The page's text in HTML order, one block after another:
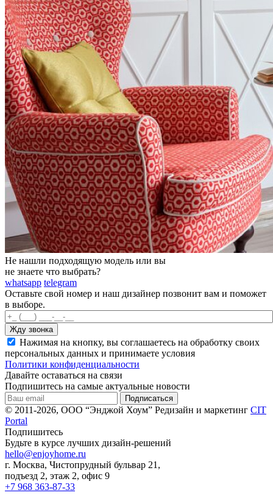
Не нашли подходящую модель или вы
не знаете что выбрать?
whatsapp telegram
Оставьте свой номер и наш дизайнер позвонит вам и поможет
в выборе.
Нажимая на кнопку, вы соглашаетесь на обработку своих
персональных данных и принимаете условия
Политики конфиденциальности
Давайте оставаться на связи
Подпишитесь на самые актуальные новости
© 2011-2026, ООО “Энджой Хоум” Редизайн и маркетинг CIT
Portal
Подпишитесь
Будьте в курсе лучших дизайн-решений
hello@enjoyhome.ru
г. Москва, Чистопрудный бульвар 21,
подъезд 2, этаж 2, офис 9
+7 968 363-87-33